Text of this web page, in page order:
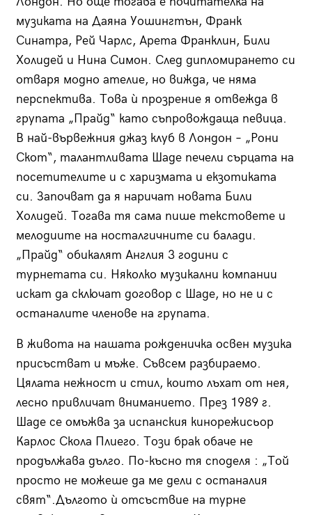
музиката на Даяна Уошингтън, Франк
Синатра, Рей Чарлс, Арета Франклин, Били
Холидей и Нина Симон. След дипломирането си
отваря модно ателие, но вижда, че няма
перспектива. Това ѝ прозрение я отвежда в
групата „Прайд“ като съпровождаща певица.
В най-вървежния джаз клуб в Лондон – „Рони
Скот“, талантливата Шаде печели сърцата на
посетителите и с харизмата и екзотиката
си. Започват да я наричат новата Били
Холидей. Тогава тя сама пише текстовете и
мелодиите на носталгичните си балади.
„Прайд“ обикалят Англия 3 години с
турнетата си. Няколко музикални компании
искат да сключат договор с Шаде, но не и с
останалите членове на групата.
В живота на нашата рожденичка освен музика
присъстват и мъже. Съвсем разбираемо.
Цялата нежност и стил, които лъхат от нея,
лесно привличат вниманието. През 1989 г.
Шаде се омъжва за испанския кинорежисьор
Карлос Скола Плиего. Този брак обаче не
продължава дълго. По-късно тя споделя : „Той
просто не можеше да ме дели с останалия
свят“.Дългото ѝ отсъствие на турне